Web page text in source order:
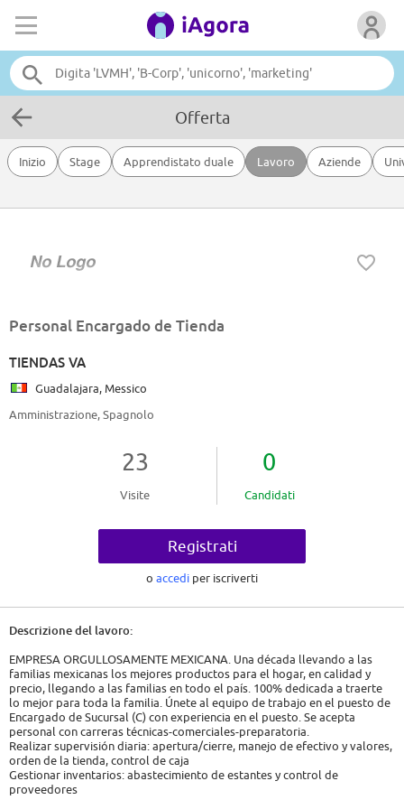
Offerta
Inizio Stage Apprendistato duale Lavoro Aziende
Personal Encargado de Tienda
TIENDAS VA
Guadalajara, Messico
Amministrazione, Spagnolo
23
Visite
0
Candidati
Registrati
o accedi per iscriverti
Descrizione del lavoro:
EMPRESA ORGULLOSAMENTE MEXICANA. Una década llevando a las
familias mexicanas los mejores productos para el hogar, en calidad y
precio, llegando a las familias en todo el país. 100% dedicada a traerte
lo mejor para toda la familia. Únete al equipo de trabajo en el puesto de
Encargado de Sucursal (C) con experiencia en el puesto. Se acepta
personal con carreras técnicas-comerciales-preparatoria.
Realizar supervisión diaria: apertura/cierre, manejo de efectivo y valores,
orden de la tienda, control de caja
Gestionar inventarios: abastecimiento de estantes y control de
proveedores